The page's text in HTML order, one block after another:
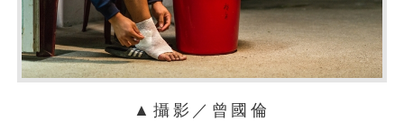
▲攝影／曾國倫